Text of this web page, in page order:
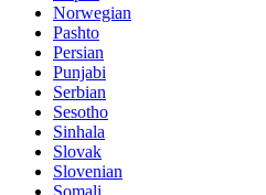
Norwegian
Pashto
Persian
Punjabi
Serbian
Sesotho
Sinhala
Slovak
Slovenian
Somali